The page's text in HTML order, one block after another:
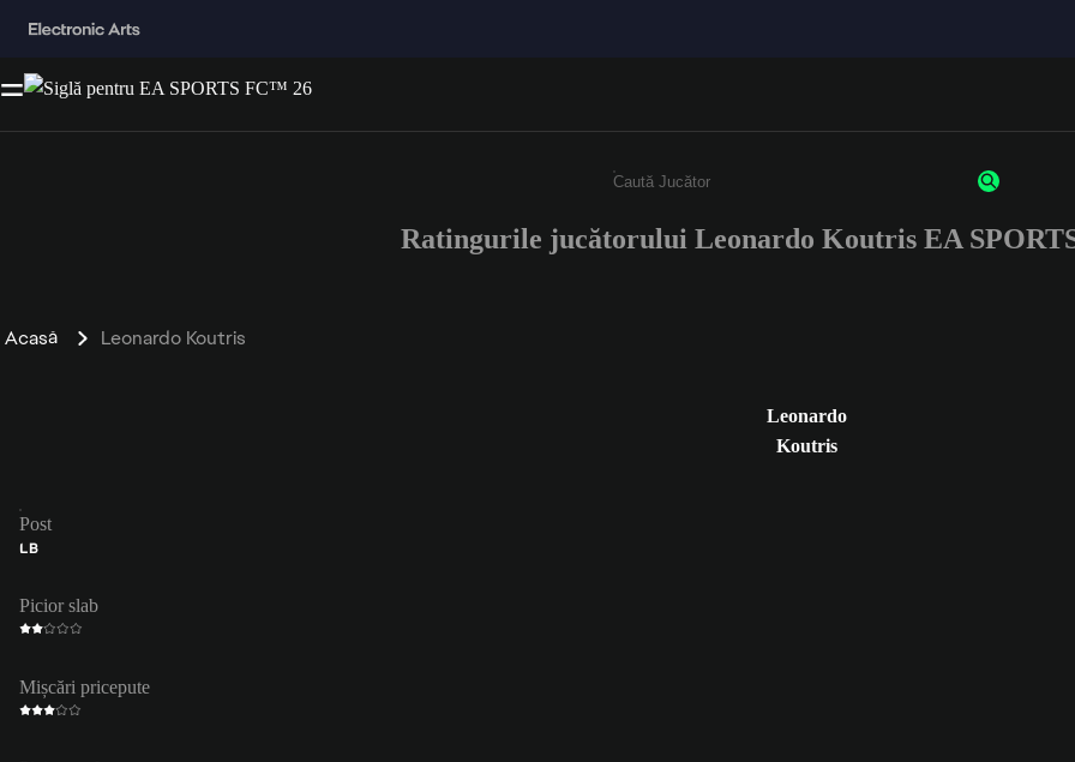
Enter a minimum of 3 characters or numbers
Ratingurile jucătorului Leonardo Koutris EA
Acasă Leonardo Koutris
Leonardo
Koutris
Post
LB
Picior slab
Mișcări pricepute